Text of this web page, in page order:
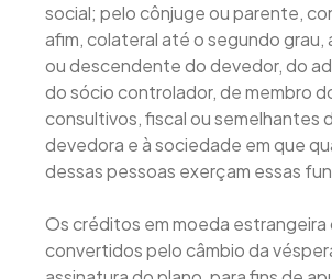
social; pelo cônjuge ou parente,
afim, colateral até o segundo
ou descendente do devedor, do
do sócio controlador, de membro
consultivos, fiscal ou semelhantes
devedora e à sociedade em que
dessas pessoas exerçam essas
Os créditos em moeda estrangeira
convertidos pelo câmbio da